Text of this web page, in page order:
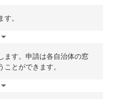
。
ます。申請は各自治体の窓
とができます。